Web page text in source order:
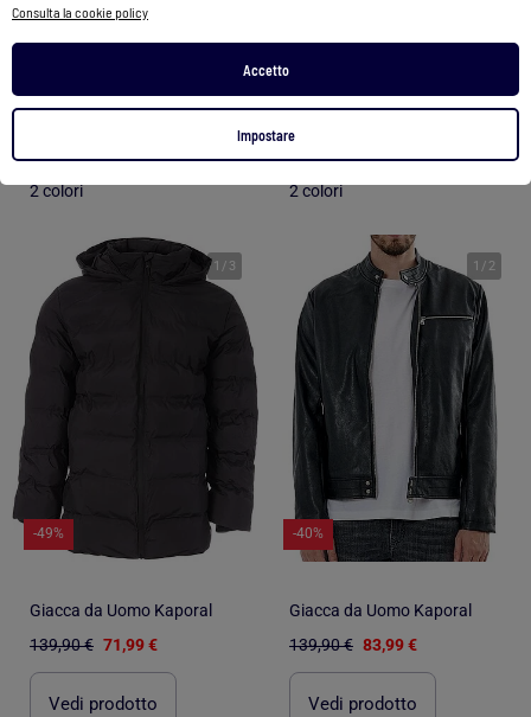
Consulta la cookie policy
Accetto
Impostare
Giacca Uomo O'Neill
2 colori
Giacca Donna Tommy Hilfiger
2 colori
1 / 3
-49%
Giacca da Uomo Kaporal
139,90 € 71,99 €
Vedi prodotto
1 / 2
-40%
Giacca da Uomo Kaporal
139,90 € 83,99 €
Vedi prodotto